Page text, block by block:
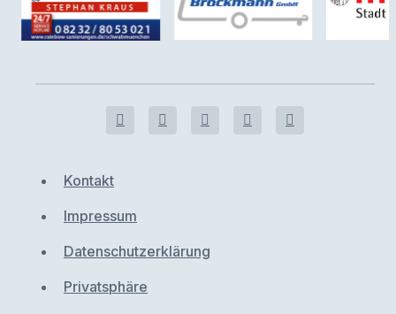
Kontakt
Impressum
Datenschutzerklärung
Privatsphäre